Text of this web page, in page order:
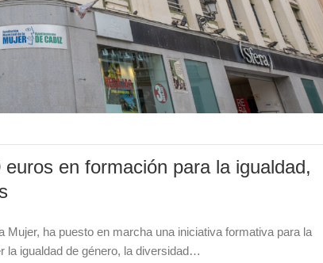
en formación para la igualdad,
ha puesto en marcha una iniciativa formativa para la
la igualdad de género, la diversidad…